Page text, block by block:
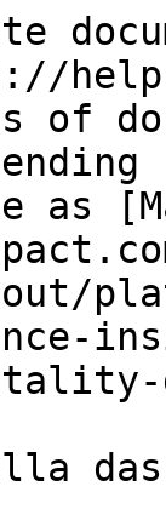
of
as